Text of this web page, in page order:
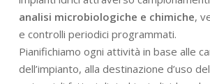
analisi microbiologiche e chimiche,
e controlli periodici programmati.
Pianifichiamo ogni attività in base alle
dell’impianto, alla destinazione d’uso